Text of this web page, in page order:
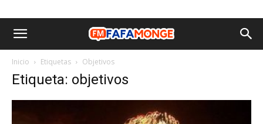
Inicio Etiquetas Objetivos
Etiqueta: objetivos